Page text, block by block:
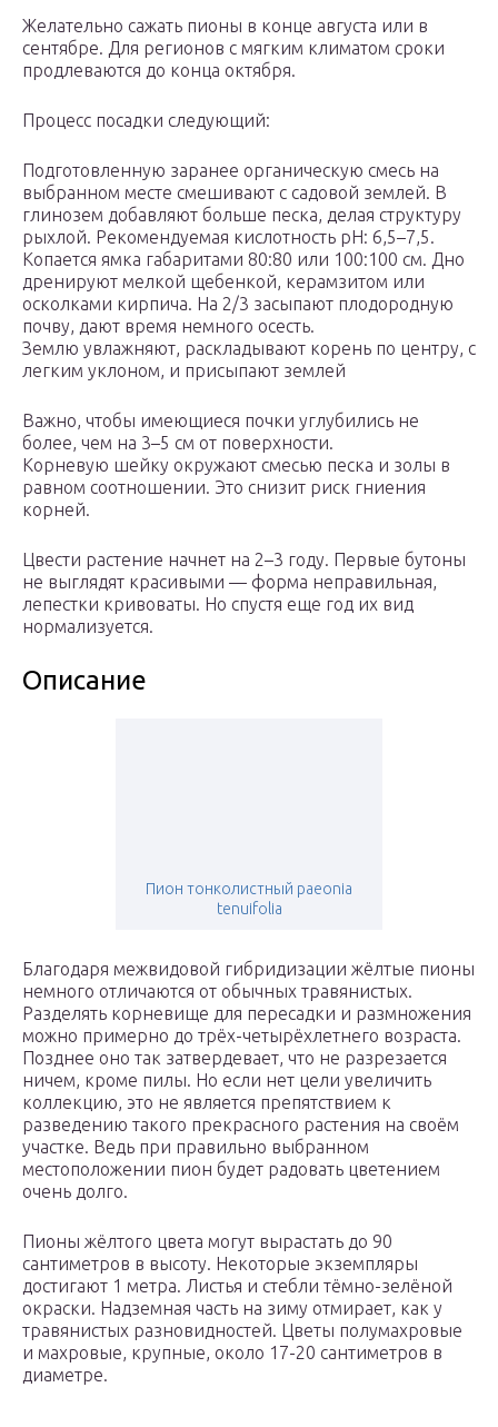
Желательно сажать пионы в конце августа или в
сентябре. Для регионов с мягким климатом сроки
продлеваются до конца октября.
Процесс посадки следующий:
Подготовленную заранее органическую смесь на
выбранном месте смешивают с садовой землей. В
глинозем добавляют больше песка, делая структуру
рыхлой. Рекомендуемая кислотность pH: 6,5–7,5.
Копается ямка габаритами 80:80 или 100:100 см. Дно
дренируют мелкой щебенкой, керамзитом или
осколками кирпича. На 2/3 засыпают плодородную
почву, дают время немного осесть.
Землю увлажняют, раскладывают корень по центру, с
легким уклоном, и присыпают землей
Важно, чтобы имеющиеся почки углубились не
более, чем на 3–5 см от поверхности.
Корневую шейку окружают смесью песка и золы в
равном соотношении. Это снизит риск гниения
корней.
Цвести растение начнет на 2–3 году. Первые бутоны
не выглядят красивыми — форма неправильная,
лепестки кривоваты. Но спустя еще год их вид
нормализуется.
Описание
Пион тонколистный paeonia
tenuifolia
Благодаря межвидовой гибридизации жёлтые пионы
немного отличаются от обычных травянистых.
Разделять корневище для пересадки и размножения
можно примерно до трёх-четырёхлетнего возраста.
Позднее оно так затвердевает, что не разрезается
ничем, кроме пилы. Но если нет цели увеличить
коллекцию, это не является препятствием к
разведению такого прекрасного растения на своём
участке. Ведь при правильно выбранном
местоположении пион будет радовать цветением
очень долго.
Пионы жёлтого цвета могут вырастать до 90
сантиметров в высоту. Некоторые экземпляры
достигают 1 метра. Листья и стебли тёмно-зелёной
окраски. Надземная часть на зиму отмирает, как у
травянистых разновидностей. Цветы полумахровые
и махровые, крупные, около 17-20 сантиметров в
диаметре.